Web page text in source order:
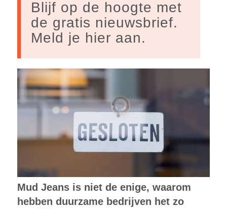
Blijf op de hoogte met
de gratis nieuwsbrief.
Meld je hier aan.
Mud Jeans is niet de enige, waarom
hebben duurzame bedrijven het zo